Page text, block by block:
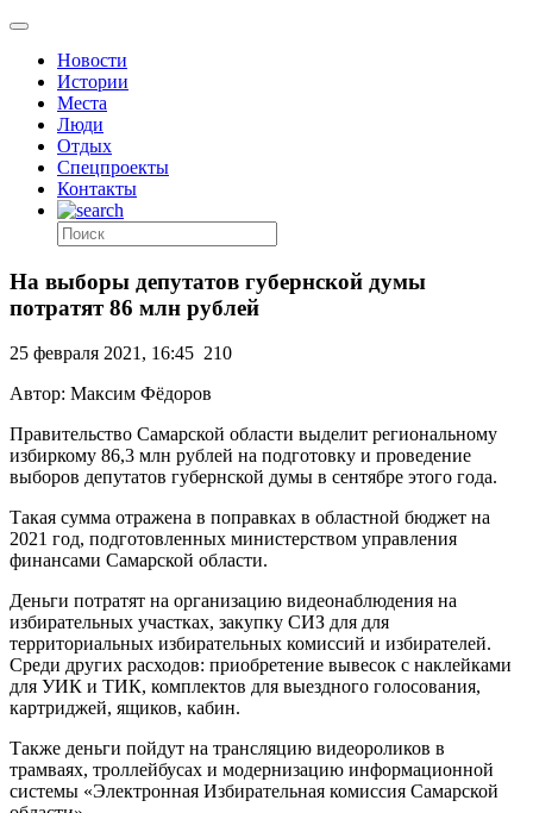
Новости
Истории
Места
Люди
Отдых
Спецпроекты
Контакты
На выборы депутатов губернской думы
потратят 86 млн рублей
25 февраля 2021, 16:45 210
Автор: Максим Фёдоров
Правительство Самарской области выделит региональному
избиркому 86,3 млн рублей на подготовку и проведение
выборов депутатов губернской думы в сентябре этого года.
Такая сумма отражена в поправках в областной бюджет на
2021 год, подготовленных министерством управления
финансами Самарской области.
Деньги потратят на организацию видеонаблюдения на
избирательных участках, закупку СИЗ для для
территориальных избирательных комиссий и избирателей.
Среди других расходов: приобретение вывесок с наклейками
для УИК и ТИК, комплектов для выездного голосования,
картриджей, ящиков, кабин.
Также деньги пойдут на трансляцию видеороликов в
трамваях, троллейбусах и модернизацию информационной
системы «Электронная Избирательная комиссия Самарской